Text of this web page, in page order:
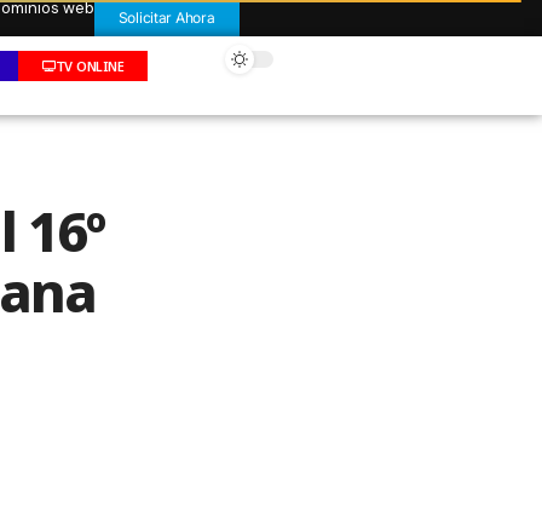
web Solicitar Ahora
TV ONLINE